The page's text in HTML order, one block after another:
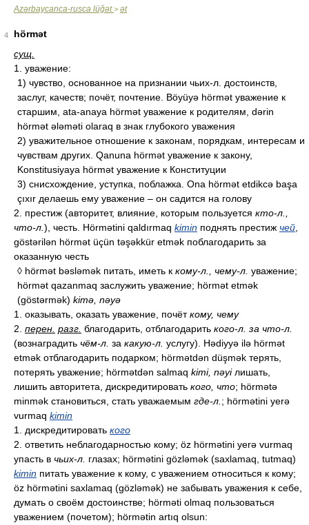
Azərbaycanca-rusca lüğət> ət
4
hörmət
сущ.
1. уважение:
1) чувство, основанное на признании чьих-л. достоинств,
заслуг, качеств; почёт, почтение. Böyüyə hörmət уважение к
старшим, ata-anaya hörmət уважение к родителям, dərin
hörmət ələməti olaraq в знак глубокого уважения
2) уважительное отношение к законам, порядкам, интересам и
чувствам других. Qanuna hörmət уважение к закону,
Konstitusiyaya hörmət уважение к Конституции
3) снисхождение, уступка, поблажка. Ona hörmət etdikcə başa
çıxır делаешь ему уважение – он садится на голову
2. престиж (авторитет, влияние, которым пользуется кто-л.,
что-л. ), честь. Hörmətini qaldırmaq kimin поднять престиж чей
göstərilən hörmət üçün təşəkkür etmək поблагодарить за
оказанную честь
◊ hörmət bəsləmək питать, иметь к кому-л., чему-л. уважение;
hörmət qazanmaq заслужить уважение; hörmət etmək
(göstərmək) kimə, nəyə
1. оказывать, оказать уважение, почёткому, чему
2. перен. разг. благодарить, отблагодарить кого-л. за что-л.
(вознаградить чём-л. за какую-л. услугу). Hədiyyə ilə hörmət
etmək отблагодарить подарком; hörmətdən düşmək терять,
потерять уважение; hörmətdən salmaq kimi, nəyiлишать,
лишить авторитета, дискредитировать кого, что; hörmətə
minmək становиться, стать уважаемым где-л. ; hörmətini yerə
vurmaq kimin
1. дискредитировать кого
2. ответить неблагодарностью кому; öz hörmətini yerə vurmaq
упасть в чьих-л. глазах; hörmətini gözləmək (saxlamaq, tutmaq)
kimin питать уважение к кому, с уважением относиться к кому;
öz hörmətini saxlamaq (gözləmək) не забывать уважения к себе,
думать о своём достоинстве; hörməti olmaq пользоваться
уважением (почетом); hörmətin artıq olsun: